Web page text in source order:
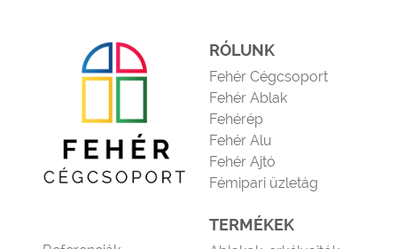
RÓLUNK
Fehér Cégcsoport
Fehér Ablak
Fehérép
Fehér Alu
Fehér Ajtó
Fémipari üzletág
TERMÉKEK